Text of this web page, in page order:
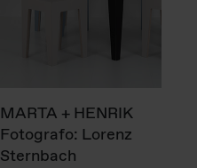
MARTA + HENRIK
Fotografo: Lorenz
Sternbach